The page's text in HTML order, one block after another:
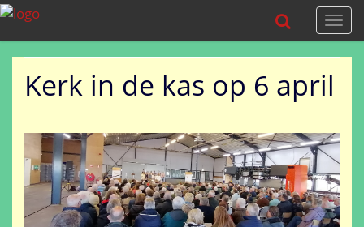
Kerk in de kas op 6 april